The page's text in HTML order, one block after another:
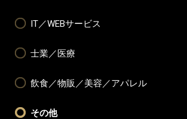
IT／WEBサービス
士業／医療
飲食／物販／美容／アパレル
その他